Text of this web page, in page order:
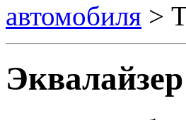
автомобиля >